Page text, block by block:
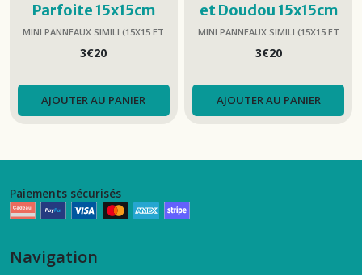
Parfoite 15x15cm
MINI PANNEAUX SIMILI (15X15 ET
3€20
AJOUTER AU PANIER
et Doudou 15x15cm
MINI PANNEAUX SIMILI (15X15 ET
3€20
AJOUTER AU PANIER
Paiements sécurisés
Navigation